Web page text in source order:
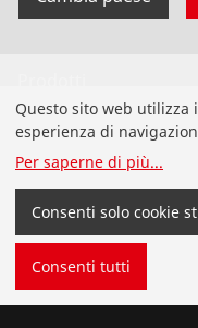
Nuovi Prodotti
Installazione
Analisi e
Clima e refrigerazione
Questo sito web
esperienza di
Per saperne di più...
Consenti solo cookie
Consenti tutti